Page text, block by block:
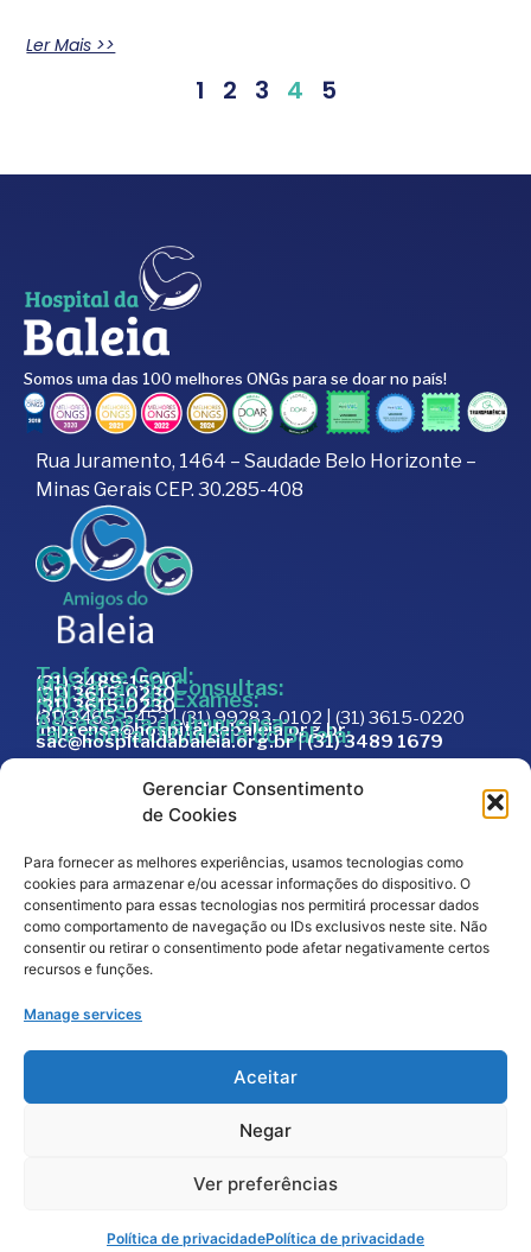
Gerenciar Consentimento
de Cookies
Para fornecer as melhores experiências, usamos tecnologias como
cookies para armazenar e/ou acessar informações do dispositivo. O
consentimento para essas tecnologias nos permitirá processar dados
como comportamento de navegação ou IDs exclusivos neste site. Não
consentir ou retirar o consentimento pode afetar negativamente certos
recursos e funções.
Manage services
Aceitar
Negar
Ver preferências
Política de privacidadePolítica de privacidade
Ler Mais >>
1 2 3 4 5
Somos uma das 100 melhores ONGs para se doar no país!
Rua Juramento, 1464 – Saudade Belo Horizonte –
Minas Gerais CEP. 30.285-408
Telefone Geral:
(31) 3489-1500
Marcação de Consultas:
(31) 3615-0230
Marcação de Exames:
(31) 3615-0230
Doações:
(31) 3465-5453 | (31) 99283-0102 | (31) 3615-0220
Assessoria de Imprensa:
imprensa@hospitaldabaleia.org.br
Fale com a Ouvidoria do Baleia:
sac@hospitaldabaleia.org.br|(31) 3489 1679
Trabalhe Conosco
Editais
Política de Privacidade
Código de Integridade
© Todos os direitos reservados – Hospital da
Doe Agora